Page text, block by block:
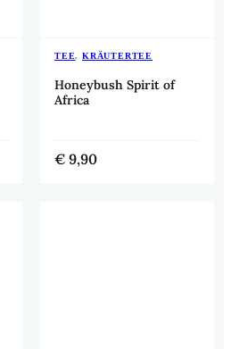
TEE,KRÄUTERTEE
Honeybush Spirit of
Africa
€ 9,90